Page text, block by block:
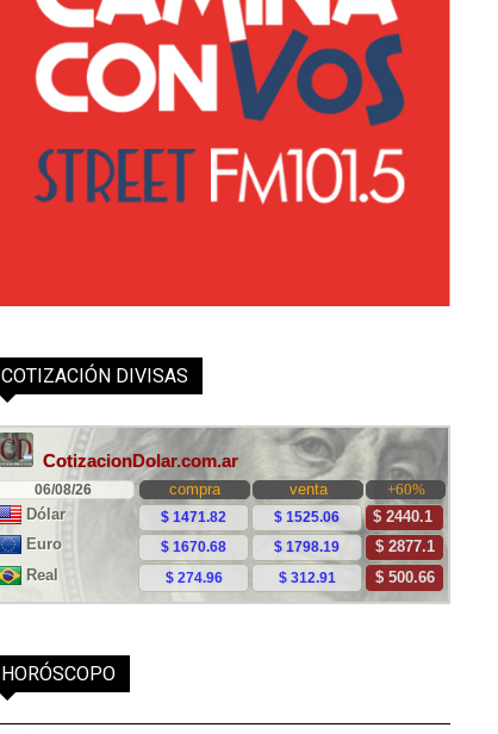
COTIZACIÓN DIVISAS
HORÓSCOPO